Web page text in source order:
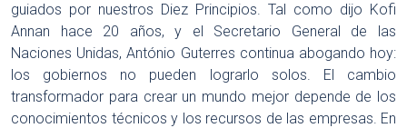
guiados por nuestros Diez Principios. Tal como dijo Kofi
Annan hace 20 años, y el Secretario General de las
Naciones Unidas, António Guterres continua abogando hoy:
los gobiernos no pueden lograrlo solos. El cambio
transformador para crear un mundo mejor depende de los
conocimientos técnicos y los recursos de las empresas. En